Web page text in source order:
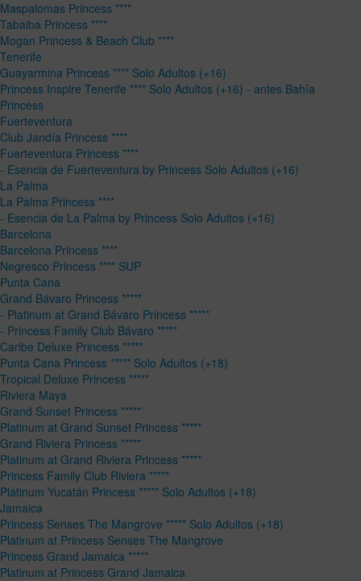
Maspalomas Princess ****
Tabaiba Princess ****
Mogan Princess & Beach Club ****
Tenerife
Guayarmina Princess **** Solo Adultos (+16)
Princess Inspire Tenerife **** Solo Adultos (+16) - antes Bahía
Princess
Fuerteventura
Club Jandía Princess ****
Fuerteventura Princess ****
- Esencia de Fuerteventura by Princess Solo Adultos (+16)
La Palma
La Palma Princess ****
- Esencia de La Palma by Princess Solo Adultos (+16)
Barcelona
Barcelona Princess ****
Negresco Princess **** SUP
Punta Cana
Grand Bávaro Princess *****
- Platinum at Grand Bávaro Princess *****
- Princess Family Club Bávaro *****
Caribe Deluxe Princess *****
Punta Cana Princess ***** Solo Adultos (+18)
Tropical Deluxe Princess *****
Riviera Maya
Grand Sunset Princess *****
Platinum at Grand Sunset Princess *****
Grand Riviera Princess *****
Platinum at Grand Riviera Princess *****
Princess Family Club Riviera *****
Platinum Yucatán Princess ***** Solo Adultos (+18)
Jamaica
Princess Senses The Mangrove ***** Solo Adultos (+18)
Platinum at Princess Senses The Mangrove
Princess Grand Jamaica *****
Platinum at Princess Grand Jamaica